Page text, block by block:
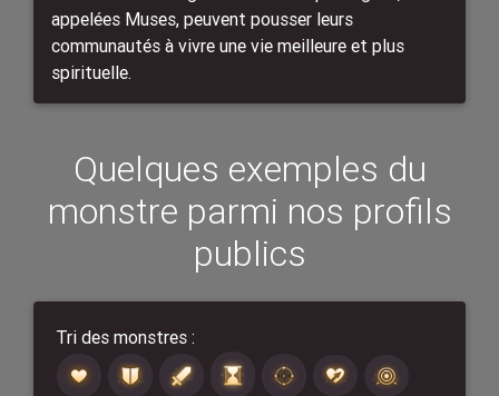
appelées Muses, peuvent pousser leurs
communautés à vivre une vie meilleure et plus
spirituelle.
Quelques exemples du
monstre parmi nos profils
publics
Tri des monstres :